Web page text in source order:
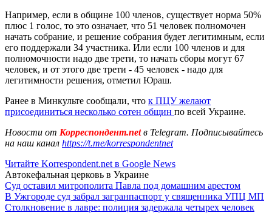
Например, если в общине 100 членов, существует норма 50%
плюс 1 голос, то это означает, что 51 человек полномочен
начать собрание, и решение собрания будет легитимным, если
его поддержали 34 участника. Или если 100 членов и для
полномочности надо две трети, то начать сборы могут 67
человек, и от этого две трети - 45 человек - надо для
легитимности решения, отметил Юраш.
Ранее в Минкульте сообщали, что к ПЦУ желают
присоединиться несколько сотен общин по всей Украине.
Новости от Корреспондент.netв Telegram. Подписывайтесь
на наш канал https://t.me/korrespondentnet
Читайте Korrespondent.net в Google News
Автокефальная церковь в Украине
Суд оставил митрополита Павла под домашним арестом
В Ужгороде суд забрал загранпаспорт у священника УПЦ МП
Столкновение в лавре: полиция задержала четырех человек